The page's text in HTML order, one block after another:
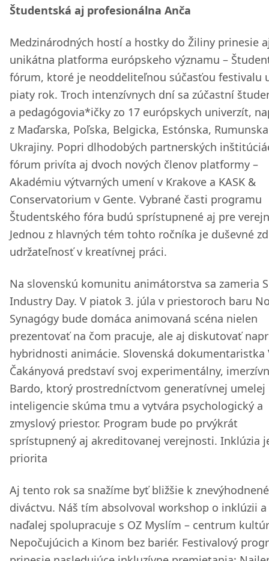
Študentská aj profesionálna Anča
Medzinárodných hostí a hostky do Žiliny prinesie
unikátna platforma európskeho významu –⁠⁠⁠⁠⁠⁠
fórum, ktoré je neoddeliteľnou súčasťou festivalu
piaty rok. Troch intenzívnych dní sa zúčastní
a pedagógovia*ičky zo 17 európskych univerzít,
z Maďarska, Poľska, Belgicka, Estónska,
Ukrajiny. Popri dlhodobých partnerských
fórum privíta aj dvoch nových členov platformy –⁠⁠⁠⁠⁠⁠
Akadémiu výtvarných umení v Krakove a KASK &
Conservatorium v Gente. Vybrané časti programu
Študentského fóra budú sprístupnené aj pre
Jednou z hlavných tém tohto ročníka je duševné
udržateľnosť v kreatívnej práci.
Na slovenskú komunitu animátorstva sa zameria
Industry Day. V piatok 3. júla v priestoroch baru
Synagógy bude domáca animovaná scéna nielen
prezentovať na čom pracuje, ale aj diskutovať
hybridnosti animácie. Slovenská dokumentaristka
Čakányová predstaví svoj experimentálny,
Bardo, ktorý prostredníctvom generatívnej umelej
inteligencie skúma tmu a vytvára psychologický a
zmyslový priestor. Program bude po prvýkrát
sprístupnený aj akreditovanej verejnosti. Inklúzia
priorita
Aj tento rok sa snažíme byť bližšie k
diváctvu. Náš tím absolvoval workshop o inklúzii a
naďalej spolupracuje s OZ Myslím – centrum
Nepočujúcich a Kinom bez bariér. Festivalový